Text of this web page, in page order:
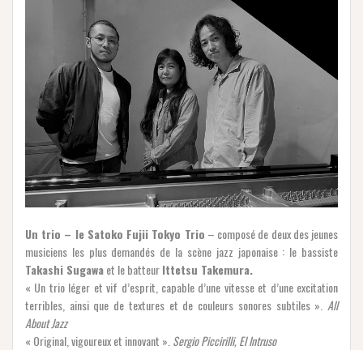
Un trio – le Satoko Fujii Tokyo Trio – composé de deux des jeunes
musiciens les plus demandés de la scène jazz japonaise : le bassiste
Takashi Sugawaet le batteurIttetsu Takemura.
« Un trio léger et vif d’esprit, capable d’une vitesse et d’une excitation
terribles, ainsi que de textures et de couleurs sonores subtiles ». All
About Jazz
« Original, vigoureux et innovant ». Sergio Piccirilli, El Intruso